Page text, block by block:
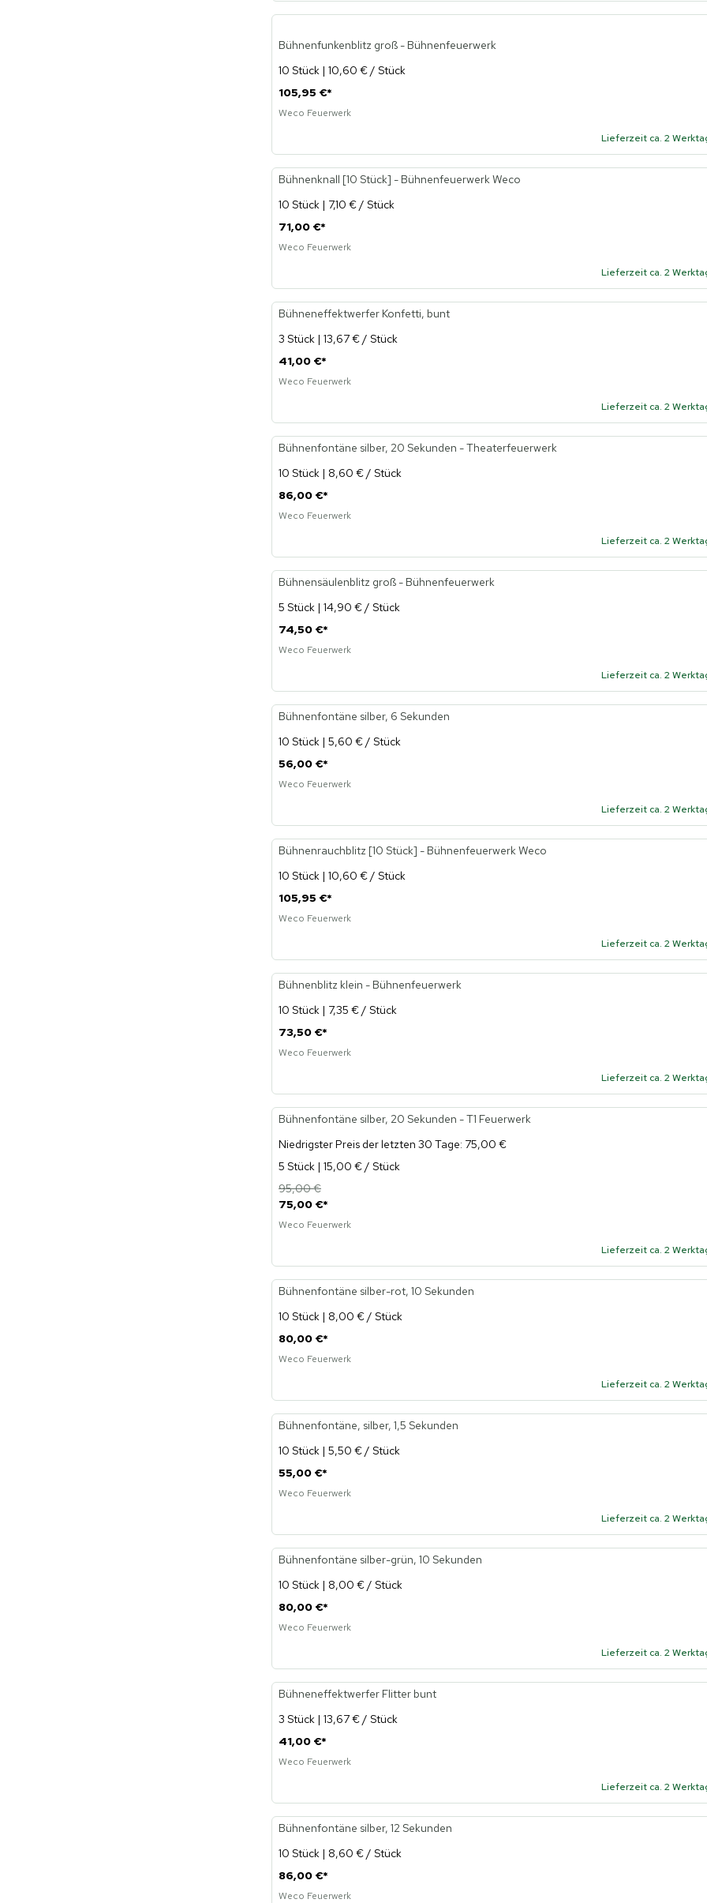
Bühnenfunkenblitz groß - Bühnenfeuerwerk
10 Stück | 10,60 € / Stück
105,95 €*
Weco Feuerwerk
Lieferzeit ca. 2
Bühnenknall [10 Stück] - Bühnenfeuerwerk Weco
10 Stück | 7,10 € / Stück
71,00 €*
Weco Feuerwerk
Lieferzeit ca. 2
Bühneneffektwerfer Konfetti, bunt
3 Stück | 13,67 € / Stück
41,00 €*
Weco Feuerwerk
Lieferzeit ca. 2
Bühnenfontäne silber, 20 Sekunden - Theaterfeuerwerk
10 Stück | 8,60 € / Stück
86,00 €*
Weco Feuerwerk
Lieferzeit ca. 2
Bühnensäulenblitz groß - Bühnenfeuerwerk
5 Stück | 14,90 € / Stück
74,50 €*
Weco Feuerwerk
Lieferzeit ca. 2
Bühnenfontäne silber, 6 Sekunden
10 Stück | 5,60 € / Stück
56,00 €*
Weco Feuerwerk
Lieferzeit ca. 2
Bühnenrauchblitz [10 Stück] - Bühnenfeuerwerk Weco
10 Stück | 10,60 € / Stück
105,95 €*
Weco Feuerwerk
Lieferzeit ca. 2
Bühnenblitz klein - Bühnenfeuerwerk
10 Stück | 7,35 € / Stück
73,50 €*
Weco Feuerwerk
Lieferzeit ca. 2
-21%
Bühnenfontäne silber, 20 Sekunden - T1 Feuerwerk
Niedrigster Preis der letzten 30 Tage: 75,00 €
5 Stück | 15,00 € / Stück
75,00 €*
95,00 €
Weco Feuerwerk
Lieferzeit ca. 2
Bühnenfontäne silber-rot, 10 Sekunden
10 Stück | 8,00 € / Stück
80,00 €*
Weco Feuerwerk
Lieferzeit ca. 2
Bühnenfontäne, silber, 1,5 Sekunden
10 Stück | 5,50 € / Stück
55,00 €*
Weco Feuerwerk
Lieferzeit ca. 2
Bühnenfontäne silber-grün, 10 Sekunden
10 Stück | 8,00 € / Stück
80,00 €*
Weco Feuerwerk
Lieferzeit ca. 2
Bühneneffektwerfer Flitter bunt
3 Stück | 13,67 € / Stück
41,00 €*
Weco Feuerwerk
Lieferzeit ca. 2
Bühnenfontäne silber, 12 Sekunden
10 Stück | 8,60 € / Stück
86,00 €*
Weco Feuerwerk